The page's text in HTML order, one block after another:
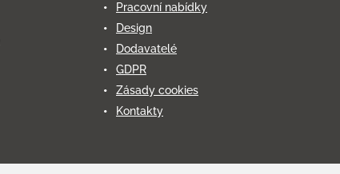
Pracovní nabídky
Design
Dodavatelé
GDPR
Zásady cookies
Kontakty